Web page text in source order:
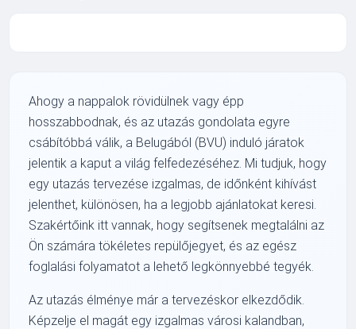
Ahogy a nappalok rövidülnek vagy épp
hosszabbodnak, és az utazás gondolata egyre
csábítóbbá válik, a Belugából (BVU) induló járatok
jelentik a kaput a világ felfedezéséhez. Mi tudjuk, hogy
egy utazás tervezése izgalmas, de időnként kihívást
jelenthet, különösen, ha a legjobb ajánlatokat keresi.
Szakértőink itt vannak, hogy segítsenek megtalálni az
Ön számára tökéletes repülőjegyet, és az egész
foglalási folyamatot a lehető legkönnyebbé tegyék.
Az utazás élménye már a tervezéskor elkezdődik.
Képzelje el magát egy izgalmas városi kalandban,